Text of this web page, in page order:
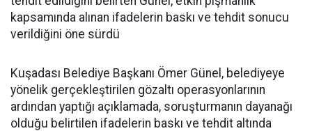
kapsamında alınan ifadelerin baskı ve tehdit sonucu
verildiğini öne sürdü
Kuşadası Belediye Başkanı Ömer Günel, belediyeye
yönelik gerçekleştirilen gözaltı operasyonlarının
ardından yaptığı açıklamada, soruşturmanın dayanağı
olduğu belirtilen ifadelerin baskı ve tehdit altında